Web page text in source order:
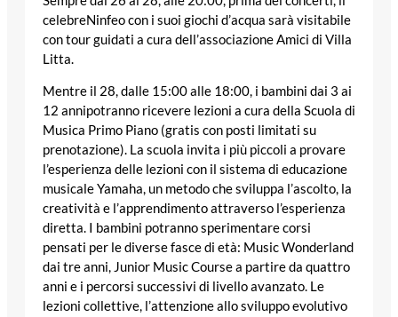
celebreNinfeocon i suoi giochi d’acqua sarà visitabile
con tour guidati a cura dell’associazioneAmici di Villa
Litta.
Mentre il 28, dalle 15:00alle 18:00, i bambini dai 3 ai
12 annipotranno ricevere lezioni a cura della Scuola di
Musica Primo Piano (gratis con posti limitati su
prenotazione). La scuola invita i più piccoli a provare
l’esperienza delle lezioni con il sistema di educazione
musicaleYamaha, un metodo che sviluppa l’ascolto, la
creatività e l’apprendimento attraverso l’esperienza
diretta. I bambini potranno sperimentare corsi
pensati per le diverse fasce di età: Music Wonderland
dai tre anni, Junior Music Coursea partire da quattro
anni e i percorsi successivi di livello avanzato. Le
lezioni collettive, l’attenzione allo sviluppo evolutivo